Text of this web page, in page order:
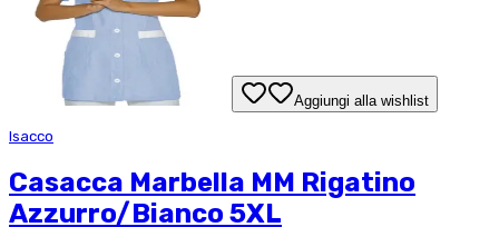
Aggiungi alla wishlist
Isacco
Casacca Marbella MM Rigatino
Azzurro/Bianco 5XL